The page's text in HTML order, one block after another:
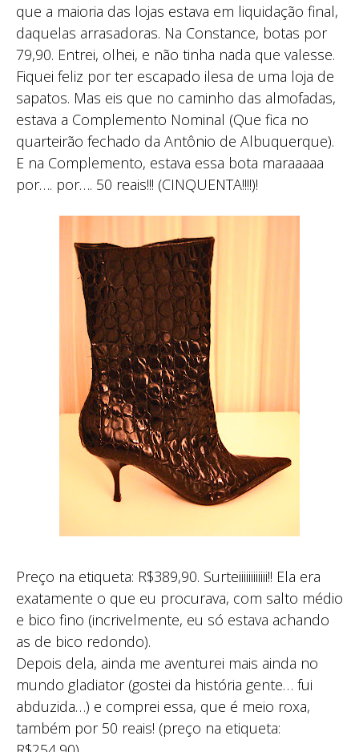
que a maioria das lojas estava em liquidação final,
daquelas arrasadoras. Na Constance, botas por
79,90. Entrei, olhei, e não tinha nada que valesse.
Fiquei feliz por ter escapado ilesa de uma loja de
sapatos. Mas eis que no caminho das almofadas,
estava a Complemento Nominal (Que fica no
quarteirão fechado da Antônio de Albuquerque).
E na Complemento, estava essa bota maraaaaa
por…. por…. 50 reais!!! (CINQUENTA!!!!)!
Preço na etiqueta: R$389,90. Surteiiiiiiiiiiii!! Ela era
exatamente o que eu procurava, com salto médio
e bico fino (incrivelmente, eu só estava achando
as de bico redondo).
Depois dela, ainda me aventurei mais ainda no
mundo gladiator (gostei da história gente… fui
abduzida…) e comprei essa, que é meio roxa,
também por 50 reais! (preço na etiqueta: